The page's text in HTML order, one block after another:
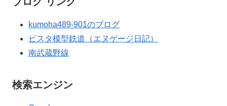
kumoha489-901のブログ
ビスタ模型鉄道（エヌゲージ日記）
南武蔵野線
検索エンジン